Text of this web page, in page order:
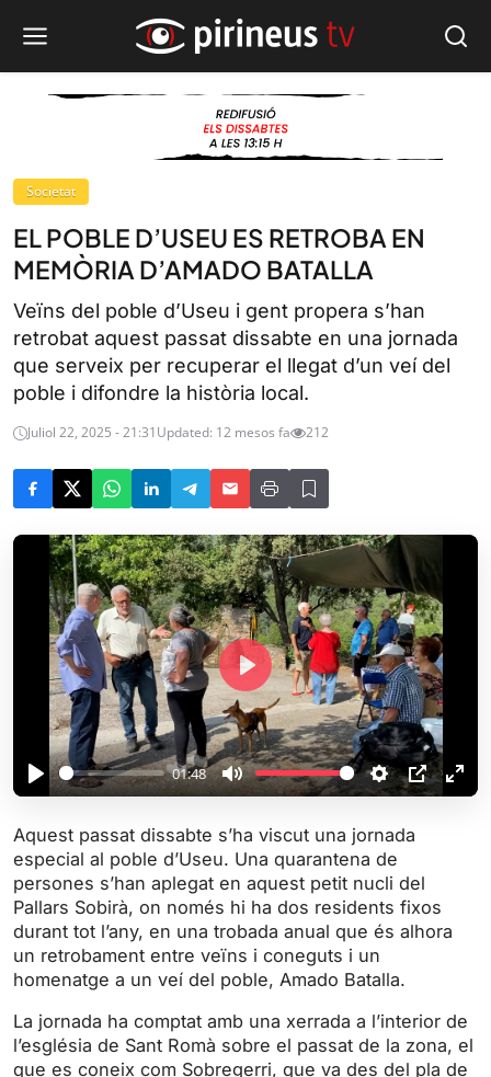
Societat
EL POBLE D’USEU ES RETROBA EN
MEMÒRIA D’AMADO BATALLA
Veïns del poble d’Useu i gent propera s’han
retrobat aquest passat dissabte en una jornada
que serveix per recuperar el llegat d’un veí del
poble i difondre la història local.
Juliol 22, 2025 - 21:31Updated: 12 mesos fa 212
P
a
y
01:48
M
u
t
e
S
t
t
i
n
s
P
E
l
s
c
P
l
a
y
Aquest passat dissabte s’ha viscut una jornada
especial al poble d’Useu. Una quarantena de
persones s’han aplegat en aquest petit nucli del
Pallars Sobirà, on només hi ha dos residents fixos
durant tot l’any, en una trobada anual que és alhora
un retrobament entre veïns i coneguts i un
homenatge a un veí del poble, Amado Batalla.
La jornada ha comptat amb una xerrada a l’interior de
l’església de Sant Romà sobre el passat de la zona, el
que es coneix com Sobregerri, que va des del pla de